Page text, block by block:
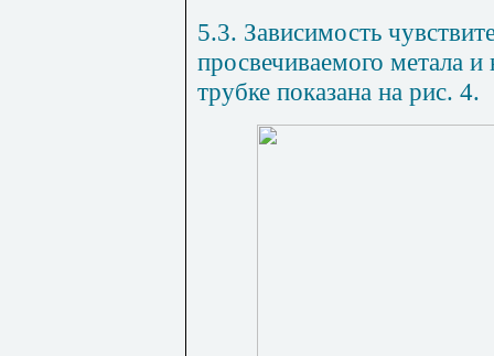
5.3. Зависимость
просвечиваемого метала
трубке показана на рис. 4.